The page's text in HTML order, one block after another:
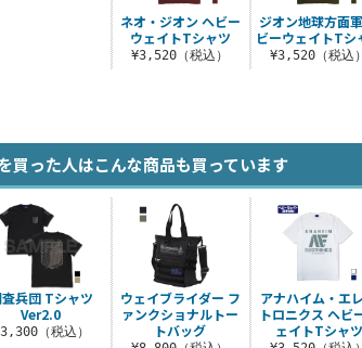
ジオン地球方面
ビーウェイトTシ
¥3,520（税込）
ネオ・ジオン ヘビー
ウェイトTシャツ
¥3,520（税込）
買った人はこんな商品も買っています
アナハイム・エ
トロニクス ヘビ
ェイトTシャツ
兵団 Tシャツ
Ver2.0
（税込）
ウェイブライダー フ
ァンクショナルトー
トバッグ